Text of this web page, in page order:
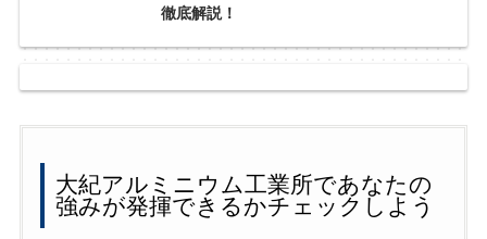
徹底解説！
大紀アルミニウム工業所であなたの
強みが発揮できるかチェックしよう